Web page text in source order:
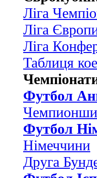
Ліга
Ліга
Ліга
Таблиця
Футбол
Футбол
Німеччини
Друга